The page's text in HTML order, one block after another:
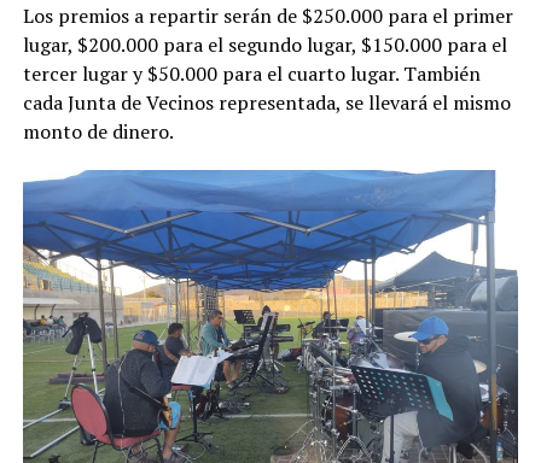
Los premios a repartir serán de $250.000 para el primer
lugar, $200.000 para el segundo lugar, $150.000 para el
tercer lugar y $50.000 para el cuarto lugar. También
cada Junta de Vecinos representada, se llevará el mismo
monto de dinero.